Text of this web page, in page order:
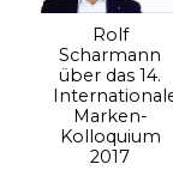
Rolf
Scharmann
über das 14.
Marken-
Kolloquium
2017